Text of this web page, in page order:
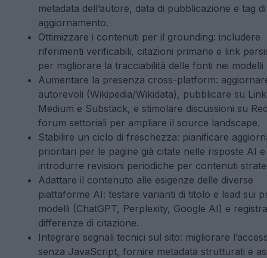
metadata dell’autore, data di pubblicazione e tag di
aggiornamento.
Ottimizzare i contenuti per il grounding: includere
riferimenti verificabili, citazioni primarie e link
per migliorare la tracciabilità delle fonti nei modelli
Aumentare la presenza cross-platform:
autorevoli (Wikipedia/Wikidata), pubblicare su
Medium e Substack, e stimolare discussioni su
forum settoriali per ampliare il source landscape.
Stabilire un ciclo di freschezza: pianificare
prioritari per le pagine già citate nelle risposte AI e
introdurre revisioni periodiche per contenuti
Adattare il contenuto alle esigenze delle diverse
piattaforme AI: testare varianti di titolo e lead sui
modelli (ChatGPT, Perplexity, Google AI) e
differenze di citazione.
Integrare segnali tecnici sul sito: migliorare
senza JavaScript, fornire metadata strutturati e